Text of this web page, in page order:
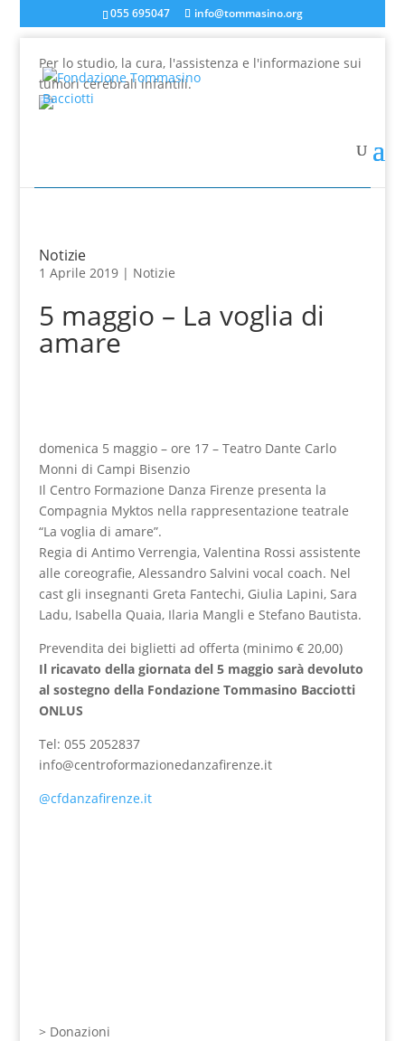
mail a info@tommasino.org o chiamare lo 055 695047
055 695047 info@tommasino.org
Per lo studio, la cura, l'assistenza e l'informazione sui
tumori cerebrali infantili.
Notizie
1 Aprile 2019 | Notizie
5 maggio – La voglia di
amare
domenica 5 maggio – ore 17 – Teatro Dante Carlo
Monni di Campi Bisenzio
Il Centro Formazione Danza Firenze presenta la
Compagnia Myktos nella rappresentazione teatrale
“La voglia di amare”.
Regia di Antimo Verrengia, Valentina Rossi assistente
alle coreografie, Alessandro Salvini vocal coach. Nel
cast gli insegnanti Greta Fantechi, Giulia Lapini, Sara
Ladu, Isabella Quaia, Ilaria Mangli e Stefano Bautista.
Prevendita dei biglietti ad offerta (minimo € 20,00)
Il ricavato della giornata del 5 maggio sarà devoluto
al sostegno della Fondazione Tommasino Bacciotti
ONLUS
Tel: 055 2052837
info@centroformazionedanzafirenze.it
@cfdanzafirenze.it
> Donazioni